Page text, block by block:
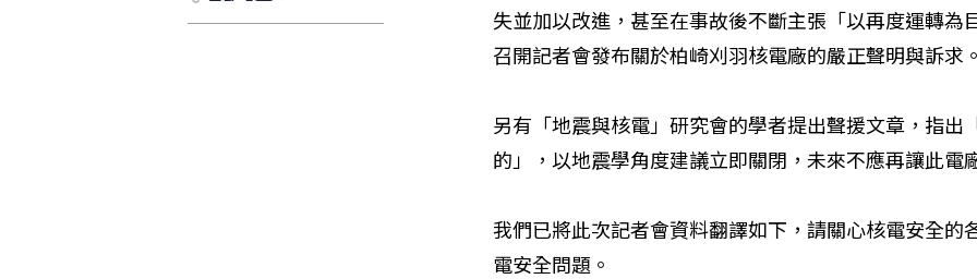
失並加以改進，甚至在事故後不斷主張「以再度運轉為
召開記者會發布關於柏崎刈羽核電廠的嚴正聲明與訴求
另有「地震與核電」研究會的學者提出聲援文章，指出
的」，以地震學角度建議立即關閉，未來不應再讓此電
我們已將此次記者會資料翻譯如下，請關心核電安全的
電安全問題。